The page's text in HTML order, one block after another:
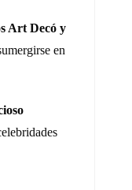
Art Decó y
en